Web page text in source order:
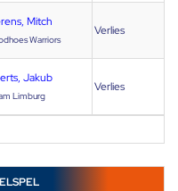
Mitch
Warriors
Verlies
Jakub
Limburg
Verlies